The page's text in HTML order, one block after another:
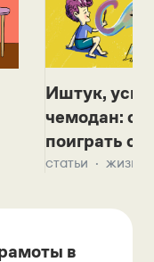
Иштук,
чемодан:
поиграть с
статьи жизнь
в